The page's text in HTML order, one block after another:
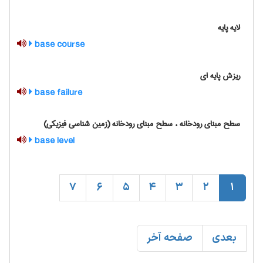
لایه پایه
base course
ریزش پایه ای
base failure
سطح مبنای رودخانه ، سطح مبنای رودخانه (زمین شناسی فیزیکی)
base level
1
2
3
4
5
6
7
بعدی صفحه آخر